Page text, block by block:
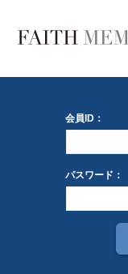
会員ID：
パスワード：